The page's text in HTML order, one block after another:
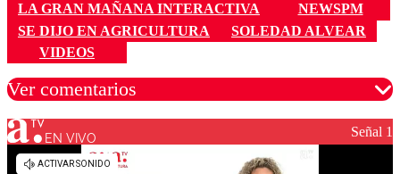
LA GRAN MAÑANA INTERACTIVA
NEWSPM
SE DIJO EN AGRICULTURA
SOLEDAD ALVEAR
VIDEOS
Ver comentarios
Los comentarios son moderados para garantizar un
diálogo respetuoso.
EN VIVO Señal 1